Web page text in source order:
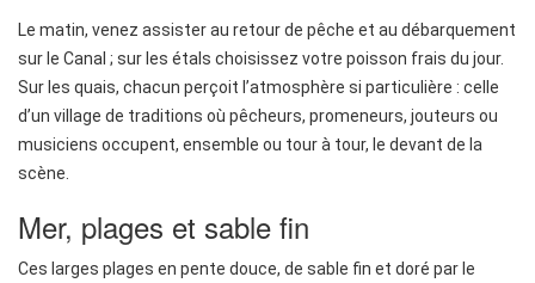
Le matin, venez assister au retour de pêche et au débarquement
sur le Canal ; sur les étals choisissez votre poisson frais du jour.
Sur les quais, chacun perçoit l’atmosphère si particulière : celle
d’un village de traditions où pêcheurs, promeneurs, jouteurs ou
musiciens occupent, ensemble ou tour à tour, le devant de la
scène.
Mer, plages et sable fin
Ces larges plages en pente douce, de sable fin et doré par le